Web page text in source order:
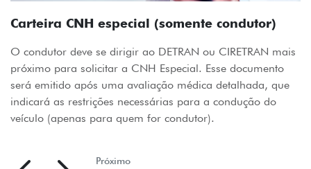
Carteira CNH especial (somente condutor)
O condutor deve se dirigir ao DETRAN ou CIRETRAN mais
próximo para solicitar a CNH Especial. Esse documento
será emitido após uma avaliação médica detalhada, que
indicará as restrições necessárias para a condução do
veículo (apenas para quem for condutor).
Próximo